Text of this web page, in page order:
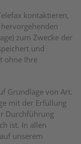
kontaktieren,
zum Zwecke der
und
ohne Ihre
Grundlage von Art.
mit der Erfüllung
Durchführung
ist. In allen
unserem